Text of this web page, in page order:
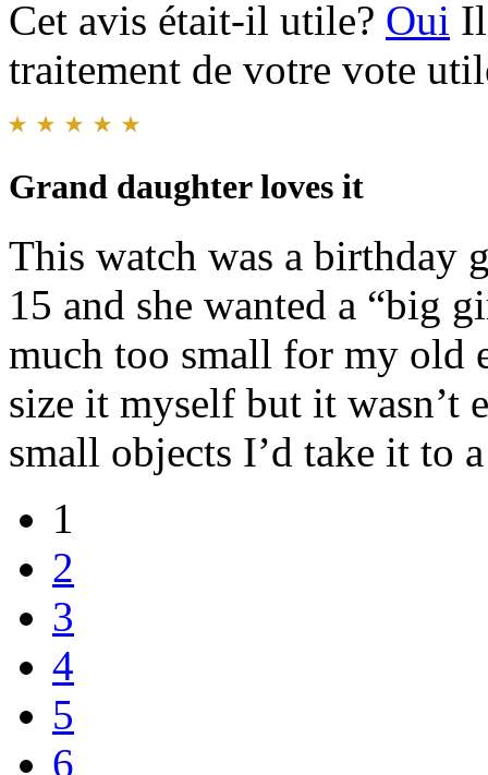
Cet avis était-il utile? Oui
traitement de votre vote
Grand daughter loves it
This watch was a birthday
15 and she wanted a “big
much too small for my old
size it myself but it wasn’t
small objects I’d take it to
1
2
3
4
5
6